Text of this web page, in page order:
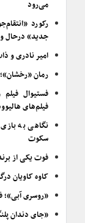
می‌رود
رکورد
جدید» درحال
امیر نادری و
رمان
فیلم‌های
نگاهی به
سکوت
فوت یکی از
کاوه کاویان
«روسری آبی»؛
«جای دندان